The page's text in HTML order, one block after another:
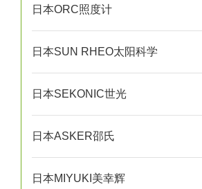
日本ORC照度计
日本SUN RHEO太阳科学
日本SEKONIC世光
日本ASKER邵氏
日本MIYUKI美幸辉